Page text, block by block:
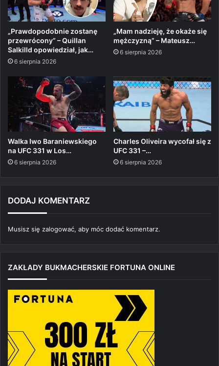
„Prawdopodobnie zostanę
przewrócony” – Quillan
Salkilld opowiedział, jak…
6 sierpnia 2026
„Mam nadzieję, że okaże się
mężczyzną” – Mateusz…
6 sierpnia 2026
Walka Iwo Baraniewskiego
na UFC 331 w Los…
6 sierpnia 2026
Charles Oliveira wycofał się z
UFC 331 –…
6 sierpnia 2026
DODAJ KOMENTARZ
Musisz się zalogować, aby móc dodać komentarz.
ZAKŁADY BUKMACHERSKIE FORTUNA ONLINE